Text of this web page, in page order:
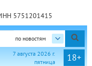
5751201415
по новостям
18+
7 августа 2026 г.
пятница